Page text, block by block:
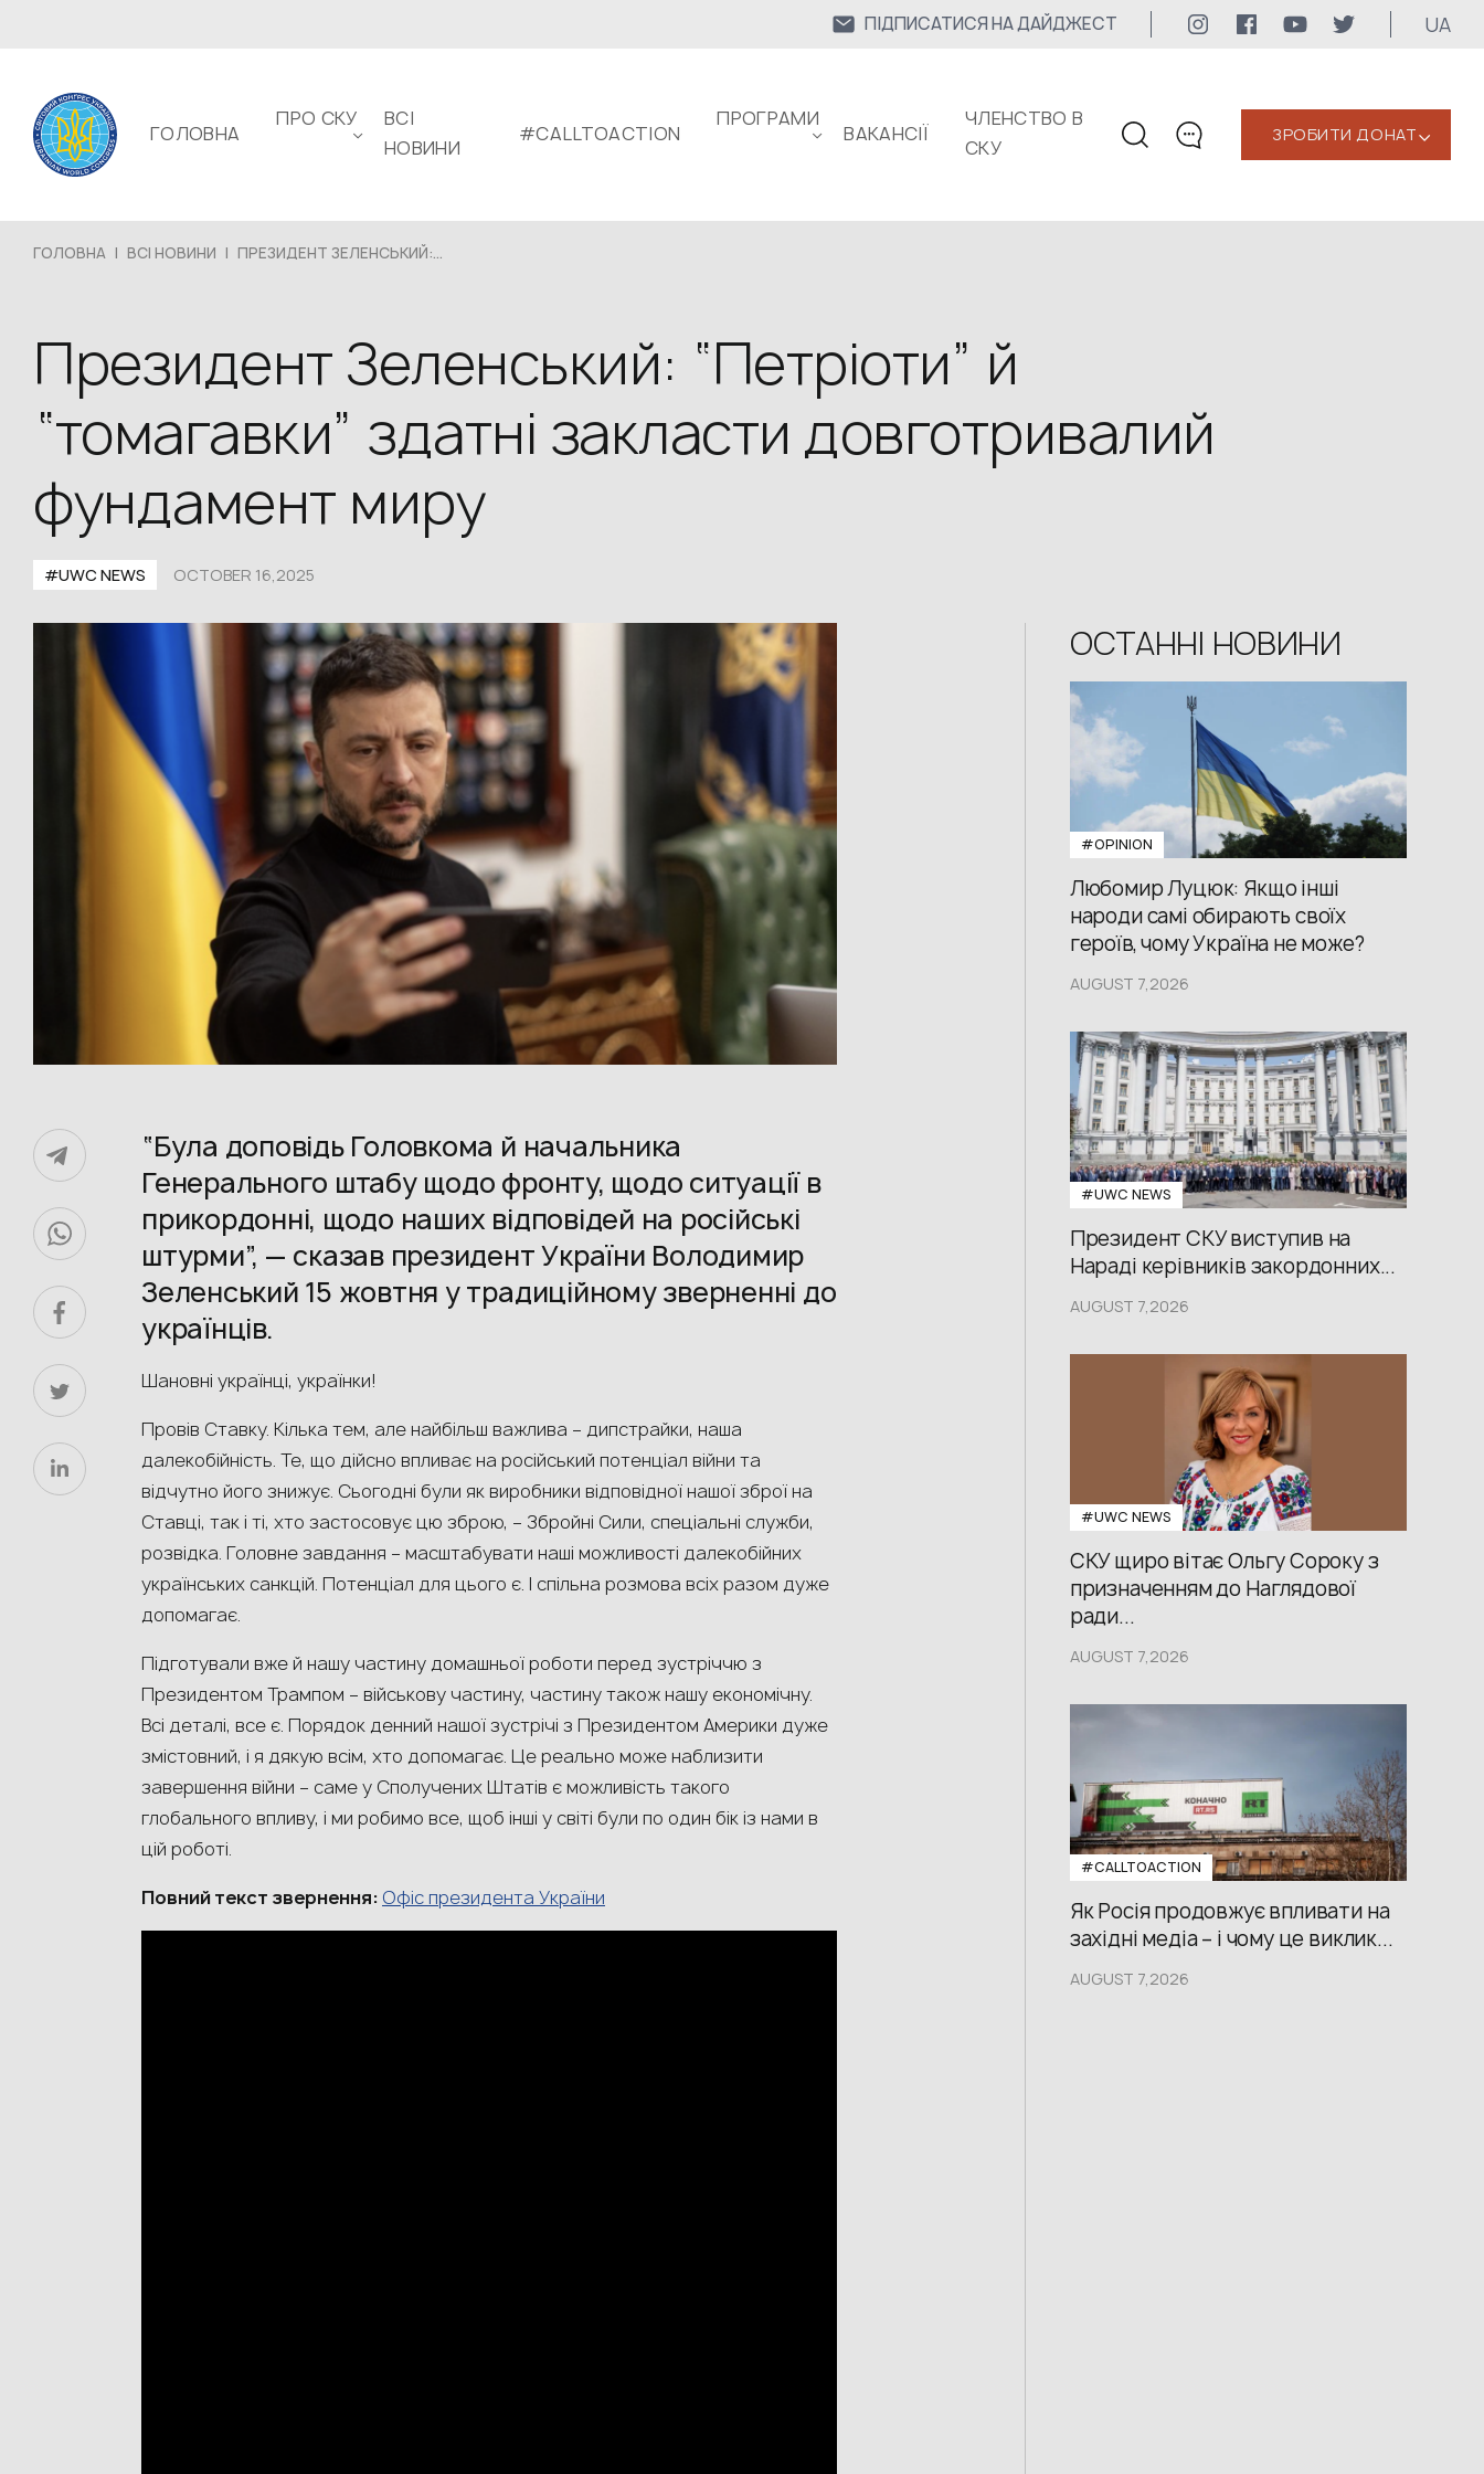
ПІДПИСАТИСЯ НА ДАЙДЖЕСТ UA
ГОЛОВНА
ПРО СКУ
ВСІ
НОВИНИ
#CALLTOACTION
ПРОГРАМИ
ВАКАНСІЇ
ЧЛЕНСТВО В
СКУ
КОНТАКТИ
24/7
uwc@ukrainianworldcongress.org
ЗРОБИТИ ДОНАТ‹
ГОЛОВНА | ВСІ НОВИНИ | ПРЕЗИДЕНТ ЗЕЛЕНСЬКИЙ:...
Президент Зеленський: “Петріоти” й
“томагавки” здатні закласти довготривалий
фундамент миру
#UWС NEWS OCTOBER 16,2025
“Була доповідь Головкома й начальника
Генерального штабу щодо фронту, щодо ситуації в
прикордонні, щодо наших відповідей на російські
штурми”, — сказав президент України Володимир
Зеленський 15 жовтня у традиційному зверненні до
українців.
Шановні українці, українки!
Провів Ставку. Кілька тем, але найбільш важлива – дипстрайки, наша
далекобійність. Те, що дійсно впливає на російський потенціал війни та
відчутно його знижує. Сьогодні були як виробники відповідної нашої зброї на
Ставці, так і ті, хто застосовує цю зброю, – Збройні Сили, спеціальні служби,
розвідка. Головне завдання – масштабувати наші можливості далекобійних
українських санкцій. Потенціал для цього є. І спільна розмова всіх разом дуже
допомагає.
Підготували вже й нашу частину домашньої роботи перед зустріччю з
Президентом Трампом – військову частину, частину також нашу економічну.
Всі деталі, все є. Порядок денний нашої зустрічі з Президентом Америки дуже
змістовний, і я дякую всім, хто допомагає. Це реально може наблизити
завершення війни – саме у Сполучених Штатів є можливість такого
глобального впливу, і ми робимо все, щоб інші у світі були по один бік із нами в
цій роботі.
Повний текст звернення: Офіс президента України
ОСТАННІ НОВИНИ
#OPINION
Любомир Луцюк: Якщо інші
народи самі обирають своїх
героїв, чому Україна не може?
AUGUST 7,2026
#UWС NEWS
Президент СКУ виступив на
Нараді керівників закордонних...
AUGUST 7,2026
#UWС NEWS
СКУ щиро вітає Ольгу Сороку з
призначенням до Наглядової
ради...
AUGUST 7,2026
#CALLTOACTION
Як Росія продовжує впливати на
західні медіа – і чому це виклик...
AUGUST 7,2026